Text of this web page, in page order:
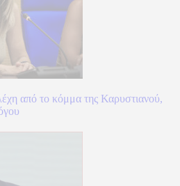
από το κόμμα της Καρυστιανού,